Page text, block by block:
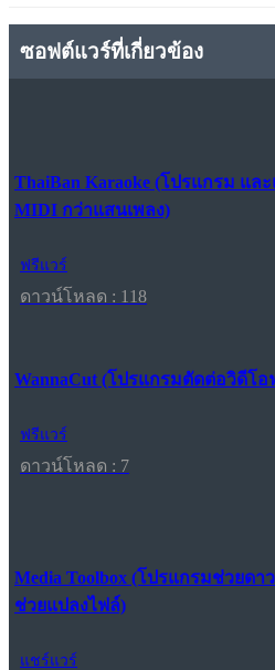
ซอฟต์แวร์ที่เกี่ยวข้อง
ThaiBan Karaoke (โปรแกรม แล
MIDI กว่าแสนเพลง)
ฟรีแวร์
ดาวน์โหลด : 118
WannaCut (โปรแกรมตัดต่อวิดีโอ
ฟรีแวร์
ดาวน์โหลด : 7
Media Toolbox (โปรแกรมช่วยด
ช่วยแปลงไฟล์)
แชร์แวร์